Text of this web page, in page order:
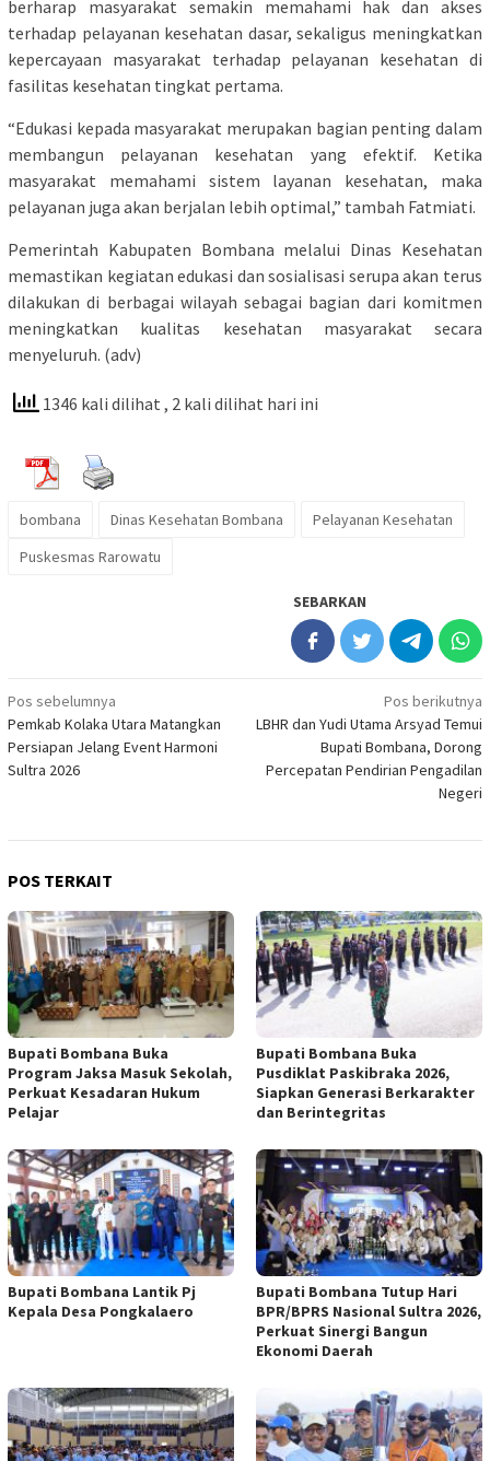
berharap masyarakat semakin memahami hak dan akses
terhadap pelayanan kesehatan dasar, sekaligus meningkatkan
kepercayaan masyarakat terhadap pelayanan kesehatan di
fasilitas kesehatan tingkat pertama.
“Edukasi kepada masyarakat merupakan bagian penting dalam
membangun pelayanan kesehatan yang efektif. Ketika
masyarakat memahami sistem layanan kesehatan, maka
pelayanan juga akan berjalan lebih optimal,” tambah Fatmiati.
Pemerintah Kabupaten Bombana melalui Dinas Kesehatan
memastikan kegiatan edukasi dan sosialisasi serupa akan terus
dilakukan di berbagai wilayah sebagai bagian dari komitmen
meningkatkan kualitas kesehatan masyarakat secara
menyeluruh. (adv)
1346 kali dilihat , 2 kali dilihat hari ini
bombana Dinas Kesehatan Bombana
Pelayanan Kesehatan
Puskesmas Rarowatu
SEBARKAN
Navigasi
pos
Pos sebelumnya
Pemkab Kolaka Utara Matangkan
Persiapan Jelang Event Harmoni
Sultra 2026
Pos berikutnya
LBHR dan Yudi Utama Arsyad Temui
Bupati Bombana, Dorong
Percepatan Pendirian Pengadilan
Negeri
POS TERKAIT
Bupati Bombana Buka
Program Jaksa Masuk Sekolah,
Perkuat Kesadaran Hukum
Pelajar
Bupati Bombana Buka
Pusdiklat Paskibraka 2026,
Siapkan Generasi Berkarakter
dan Berintegritas
Bupati Bombana Lantik Pj
Kepala Desa Pongkalaero
Bupati Bombana Tutup Hari
BPR/BPRS Nasional Sultra 2026,
Perkuat Sinergi Bangun
Ekonomi Daerah